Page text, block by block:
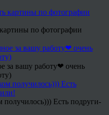
по фотографии
за вашу работу❤ очень
получилось))) Есть подруги-